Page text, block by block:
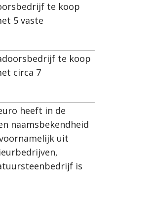
te koop
5 vaste
te koop
circa 7
heeft in de
naamsbekendheid
uit
is